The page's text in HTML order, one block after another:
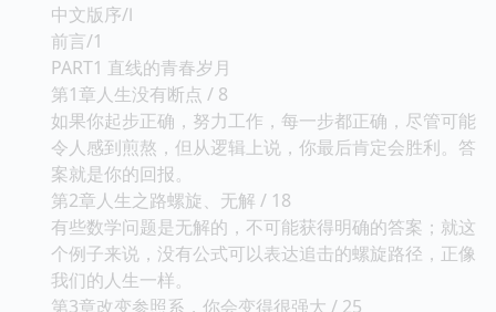
中文版序/Ⅰ
前言/1
PART1 直线的青春岁月
第1章人生没有断点 / 8
如果你起步正确，努力工作，每一步都正确，尽管可能
令人感到煎熬，但从逻辑上说，你最后肯定会胜利。答
案就是你的回报。
第2章人生之路螺旋、无解 / 18
有些数学问题是无解的，不可能获得明确的答案；就这
个例子来说，没有公式可以表达追击的螺旋路径，正像
我们的人生一样。
第3章改变参照系，你会变得很强大 / 25